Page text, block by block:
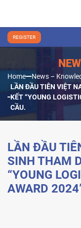
REGISTER
Home News –
LẦN ĐẦU TIÊN VIỆT
KẾT “YOUNG
CẦU.
LẦN ĐẦU
SINH THAM
“YOUNG
AWARD